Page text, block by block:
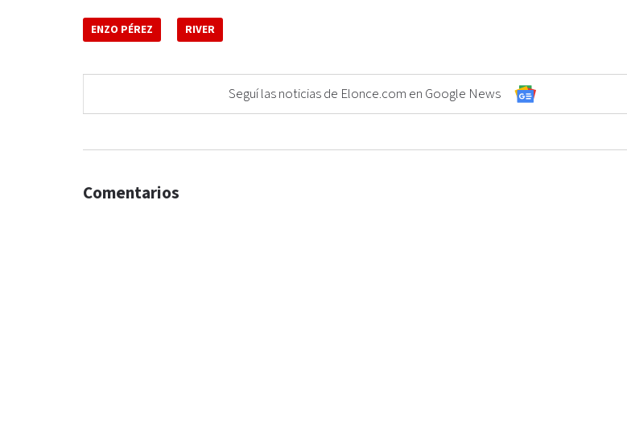
ENZO PÉREZ RIVER
Seguí las noticias de Elonce.com en Google News
Comentarios